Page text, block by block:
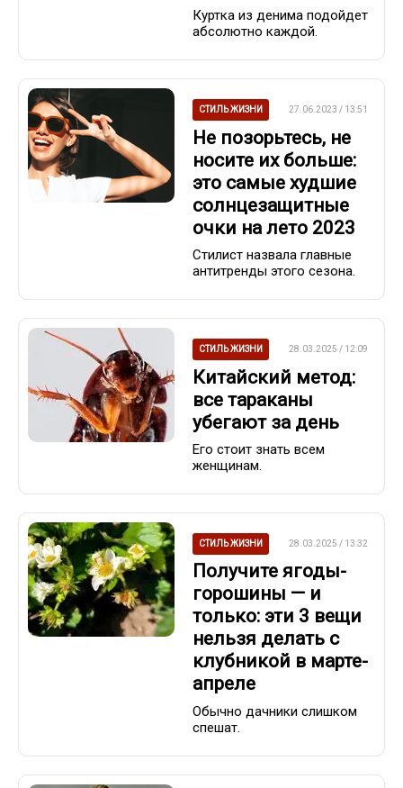
Куртка из денима подойдет
абсолютно каждой.
СТИЛЬ ЖИЗНИ 27.06.2023 / 13:51
Не позорьтесь, не
носите их больше:
это самые худшие
солнцезащитные
очки на лето 2023
Стилист назвала главные
антитренды этого сезона.
СТИЛЬ ЖИЗНИ 28.03.2025 / 12:09
Китайский метод:
все тараканы
убегают за день
Его стоит знать всем
женщинам.
СТИЛЬ ЖИЗНИ 28.03.2025 / 13:32
Получите ягоды-
горошины — и
только: эти 3 вещи
нельзя делать с
клубникой в марте-
апреле
Обычно дачники слишком
спешат.